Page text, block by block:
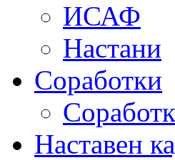
ИСАФ
Настани
Соработки
Наставен